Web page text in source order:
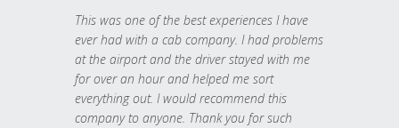
This was one of the best experiences I have
ever had with a cab company. I had problems
at the airport and the driver stayed with me
for over an hour and helped me sort
everything out. I would recommend this
company to anyone. Thank you for such